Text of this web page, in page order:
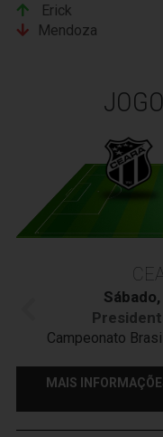
Erick
Mendoza
Campeonato
MAIS